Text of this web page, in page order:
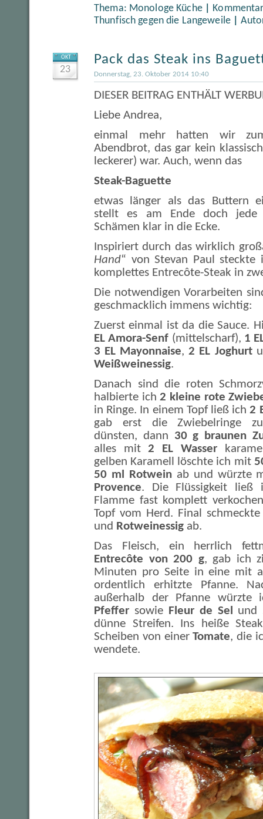
Thema: Monologe Küche
Thunfisch gegen die Langeweile |
OKT
23
Pack das Steak ins
Donnerstag, 23. Oktober 2014 10:40
DIESER BEITRAG ENTHÄLT
Liebe Andrea,
einmal mehr hatten wir
Abendbrot, das gar kein
leckerer) war. Auch, wenn das
Steak-Baguette
etwas länger als das Buttern
stellt es am Ende doch jede
Schämen klar in die Ecke.
Inspiriert durch das wirklich
Hand“ von Stevan Paul steckte
komplettes Entrecôte-Steak in
Die notwendigen Vorarbeiten
geschmacklich immens wichtig:
Zuerst einmal ist da die Sauce.
EL Amora-Senf (mittelscharf), 1
3 EL Mayonnaise,2 EL Joghurt
Weißweinessig.
Danach sind die roten
halbierte ich2 kleine rote
in Ringe. In einem Topf ließ ich2
gab erst die Zwiebelringe
dünsten, dann 30 g braunen
alles mit2 EL Wasser
gelben Karamell löschte ich mit
50 ml Rotweinab und würzte
Provence. Die Flüssigkeit ließ
Flamme fast komplett
Topf vom Herd. Final
und Rotweinessig ab.
Das Fleisch, ein herrlich
Entrecôte von 200 g, gab ich
Minuten pro Seite in eine mit
ordentlich erhitzte Pfanne.
außerhalb der Pfanne würzte
Pfeffer sowie Fleur de Sel
und
dünne Streifen. Ins heiße
Scheiben von einerTomate, die
wendete.